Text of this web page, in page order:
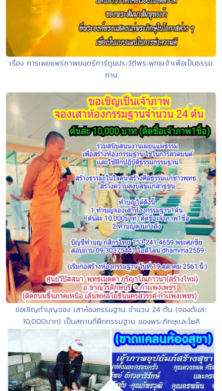
เรื่อง การเผยแพร่ภาพยนตร์การ์ตูนประวัติพระพุทธเจ้าเพื่อเป็นธรรม
ทาน
ขอเชิญทำบุญจอง เสาห้องกรรมฐาน จำนวน 24 ต้น (จองต้นล่ะ
10,000บาท) เป็นสถานที่ฝึกกรรมฐาน ของพระภิกษุเเละโยคี